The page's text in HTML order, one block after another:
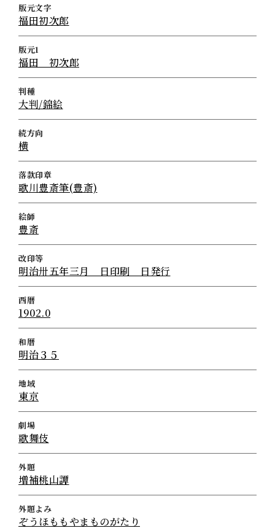
版元文字
福田初次郎
版元1
福田 初次郎
判種
大判/錦絵
続方向
横
落款印章
歌川豊斎筆(豊斎)
絵師
豊斎
改印等
明治卅五年三月 日印刷 日発行
西暦
1902.0
和暦
明治３５
地域
東京
劇場
歌舞伎
外題
増補桃山譚
外題よみ
ぞうほももやまものがたり